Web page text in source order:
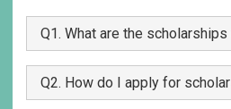
Q1. What are the
Q2. How do I apply for